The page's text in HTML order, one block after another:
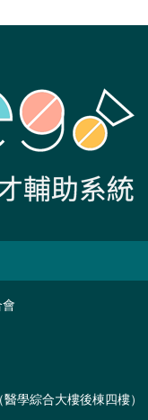
學綜合大樓後棟四樓）